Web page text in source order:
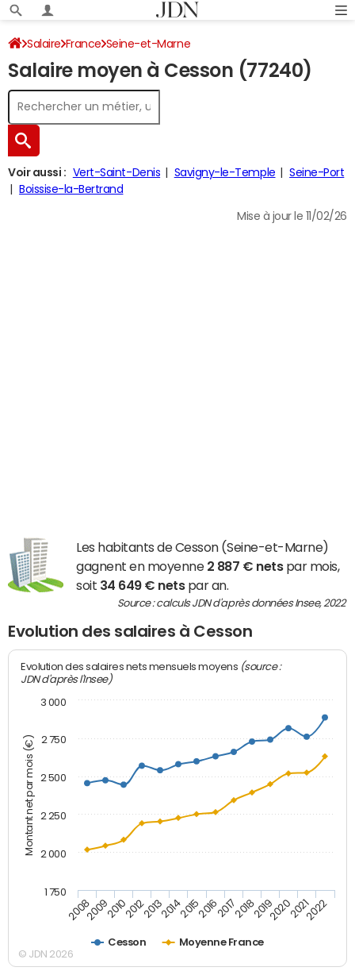
Salaire France Seine-et-Marne
Salaire moyen à Cesson (77240)
Voir aussi : Vert-Saint-Denis Savigny-le-Temple
Seine-Port
Boissise-la-Bertrand
Mise à jour le 11/02/26
Les habitants de Cesson (Seine-et-Marne)
gagnent en moyenne 2 887 € netspar mois,
soit 34 649 € netspar an.
Source : calculs JDN d'après données Insee, 2022
Evolution des salaires à Cesson
Montant net par mois (€)
Evolution des salaires nets mensuels moyens (source :
JDN d'après l'Insee)
Cesson Moyenne France
20082009201020122013201420152016201720182019202020212022
1 750
2 000
2 250
2 500
2 750
3 000
© JDN 2026